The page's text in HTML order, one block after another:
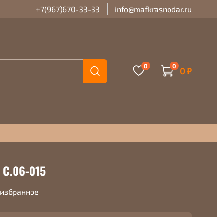
+7(967)670-33-33 info@mafkrasnodar.ru
0 0 0 ₽
015